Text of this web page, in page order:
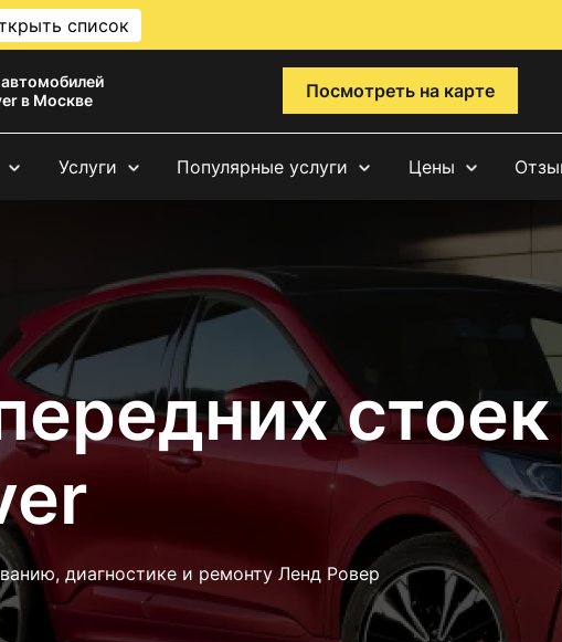
список
в Москве
Посмотреть на карте
Услуги Популярные услуги Цены
стоек
диагностике и ремонту Ленд Ровер